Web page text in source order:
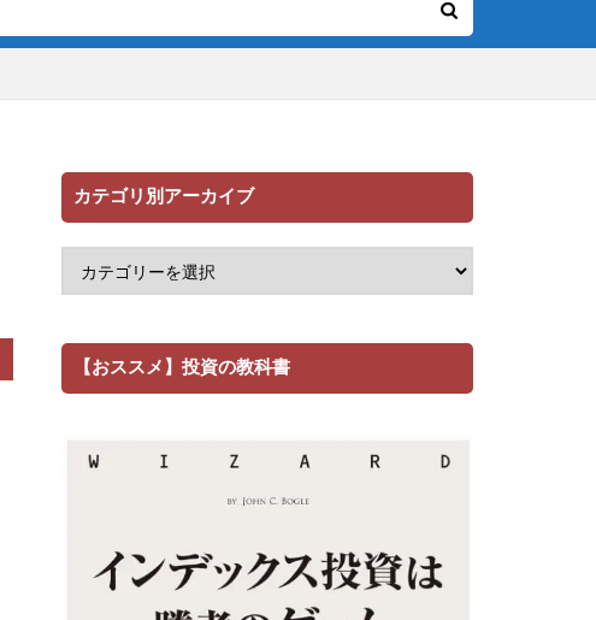
カテゴリ別アーカイブ
【おススメ】投資の教科書